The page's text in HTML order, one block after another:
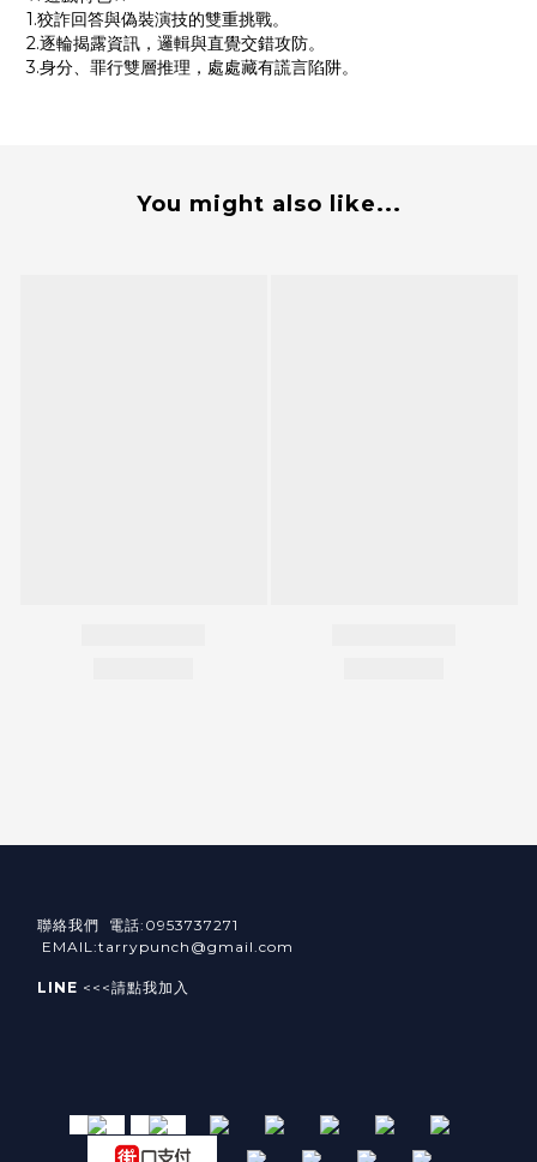
1.狡詐回答與偽裝演技的雙重挑戰。
2.逐輪揭露資訊，邏輯與直覺交錯攻防。
3.身分、罪行雙層推理，處處藏有謊言陷阱。
You might also like...
聯絡我們 電話:0953737271
EMAIL:tarrypunch@gmail.com
LINE <<<請點我加入